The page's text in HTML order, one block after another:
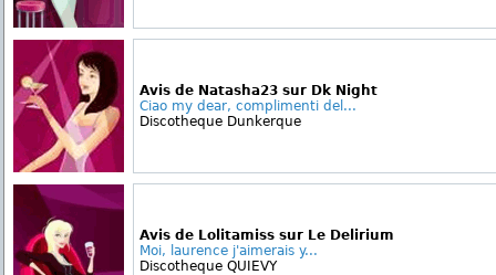
Avis de Natasha23 sur Dk Night
Ciao my dear, complimenti del...
Discotheque Dunkerque
Avis de Lolitamiss sur Le Delirium
Moi, laurence j'aimerais y...
Discotheque QUIEVY